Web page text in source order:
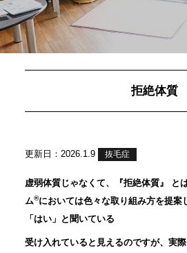
拒絶体質
更新日：2026.1.9 抜毛症
虚弱体質じゃなくて、『拒絶体質』 と
ム®においては色々な取り組み方を提案
「はい」と聞いている
受け入れていると見えるのですが、実